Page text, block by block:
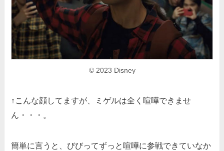
© 2023 Disney
↑こんな顔してますが、ミゲルは全く喧嘩できませ
ん・・・。
簡単に言うと、びびってずっと喧嘩に参戦できていなか